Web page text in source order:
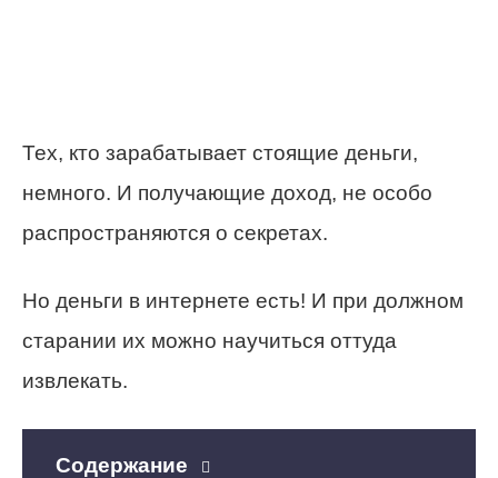
Тех, кто зарабатывает стоящие деньги,
немного. И получающие доход, не особо
распространяются о секретах.
Но деньги в интернете есть! И при должном
старании их можно научиться оттуда
извлекать.
Содержание